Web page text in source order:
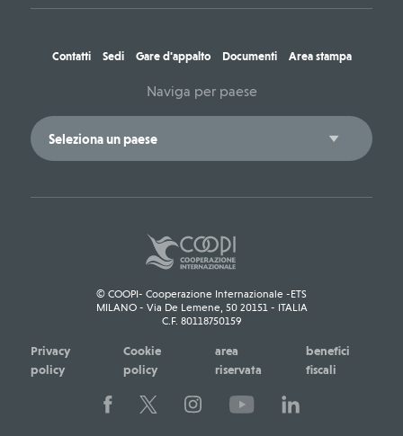
Contatti Sedi Gare d'appalto Documenti Area stampa
Naviga per paese
© COOPI- Cooperazione Internazionale -ETS
MILANO - Via De Lemene, 50 20151 - ITALIA
C.F. 80118750159
Privacy
policy
Cookie
policy
area
riservata
benefici
fiscali